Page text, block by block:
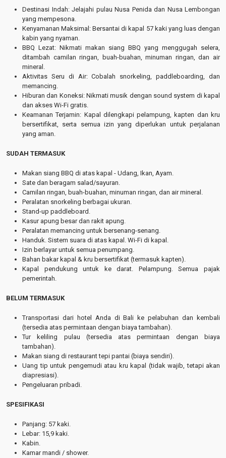
Destinasi Indah: Jelajahi pulau Nusa Penida dan Nusa Lembongan
yang mempesona.
Kenyamanan Maksimal: Bersantai di kapal 57 kaki yang luas dengan
kabin yang nyaman.
BBQ Lezat: Nikmati makan siang BBQ yang menggugah selera,
ditambah camilan ringan, buah-buahan, minuman ringan, dan air
mineral.
Aktivitas Seru di Air: Cobalah snorkeling, paddleboarding, dan
memancing.
Hiburan dan Koneksi: Nikmati musik dengan sound system di kapal
dan akses Wi-Fi gratis.
Keamanan Terjamin: Kapal dilengkapi pelampung, kapten dan kru
bersertifikat, serta semua izin yang diperlukan untuk perjalanan
yang aman.
SUDAH TERMASUK
Makan siang BBQ di atas kapal - Udang, Ikan, Ayam.
Sate dan beragam salad/sayuran.
Camilan ringan, buah-buahan, minuman ringan, dan air mineral.
Peralatan snorkeling berbagai ukuran.
Stand-up paddleboard.
Kasur apung besar dan rakit apung.
Peralatan memancing untuk bersenang-senang.
Handuk. Sistem suara di atas kapal. Wi-Fi di kapal.
Izin berlayar untuk semua penumpang.
Bahan bakar kapal & kru bersertifikat (termasuk kapten).
Kapal pendukung untuk ke darat. Pelampung. Semua pajak
pemerintah.
BELUM TERMASUK
Transportasi dari hotel Anda di Bali ke pelabuhan dan kembali
(tersedia atas permintaan dengan biaya tambahan).
Tur keliling pulau (tersedia atas permintaan dengan biaya
tambahan).
Makan siang di restaurant tepi pantai (biaya sendiri).
Uang tip untuk pengemudi atau kru kapal (tidak wajib, tetapi akan
diapresiasi).
Pengeluaran pribadi.
SPESIFIKASI
Panjang: 57 kaki.
Lebar: 15,9 kaki.
Kabin.
Kamar mandi / shower.